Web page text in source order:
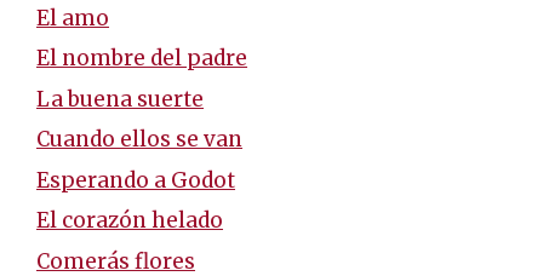
El amo
El nombre del padre
La buena suerte
Cuando ellos se van
Esperando a Godot
El corazón helado
Comerás flores